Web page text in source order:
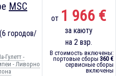
MSC
городов/
Гулетт -
- Ливорно
от 1 966 €
за каюту
на 2 взр.
В стоимость включены:
портовые сборы 360 €
сервисные сборы
включены